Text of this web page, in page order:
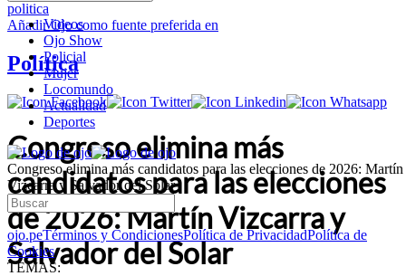
Videos
Ojo Show
Policial
Mujer
Locomundo
Actualidad
Deportes
Congreso elimina más candidatos para las elecciones de 2026: Martín
Vizcarra y Salvador del Solar
ojo.peTérminos y CondicionesPolítica de PrivacidadPolítica de
Cookies
TEMAS:
politica
AñadirOjocomo fuente preferida en
Política
Congreso elimina más
candidatos para las elecciones
de 2026: Martín Vizcarra y
Salvador del Solar